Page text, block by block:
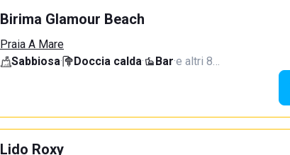
Birima Glamour Beach
Praia A Mare
Sabbiosa· Doccia calda· Bar·e altri 8…
Lido Roxy